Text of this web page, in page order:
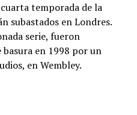
temporada de la
subastados en Londres.
serie, fueron
en 1998 por un
en Wembley.